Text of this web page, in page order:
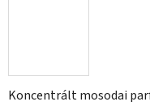
Koncentrált mosodai